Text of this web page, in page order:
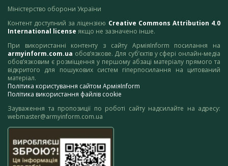
Міністерство оборони України
Контент доступний за ліцензією Creative Commons Attribution 4.0
International license якщо не зазначено інше.
При використанні контенту з сайту АрміяInform посилання на
armyinform.com.ua обов’язкове. Для суб’єктів у сфері онлайн-медіа
обов’язковим є розміщення у першому абзаці матеріалу прямого та
відкритого для пошукових систем гіперпосилання на цитований
матеріал.
Політика користування сайтом АрміяInform
Політика використання файлів cookie
Зауваження та пропозиції по роботі сайту надсилайте на адресу:
webmaster@armyinform.com.ua